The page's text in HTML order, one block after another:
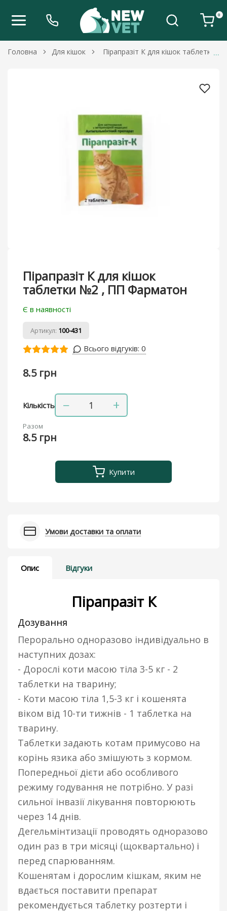
0
Головна Для кішок Пірапразіт К для кішок таблетки
Пірапразіт К для кішок
таблетки №2 , ПП Фарматон
Є в наявності
Артикул: 100-431
Всього відгуків: 0
8.5 грн
Кількість − +
Разом
8.5 грн
Купити
Умови доставки та оплати
Опис Відгуки
Пірапразіт К
Дозування
Перорально одноразово індивідуально в
наступних дозах:
- Дорослі коти масою тіла 3-5 кг - 2
таблетки на тварину;
- Коти масою тіла 1,5-3 кг і кошенята
віком від 10-ти тижнів - 1 таблетка на
тварину.
Таблетки задають котам примусово на
корінь язика або змішують з кормом.
Попередньої дієти або особливого
режиму годування не потрібно. У разі
сильної інвазії лікування повторюють
через 14 днів.
Дегельмінтизації проводять одноразово
один раз в три місяці (щоквартально) і
перед спарюванням.
Кошенятам і дорослим кішкам, яким не
вдається поставити препарат
рекомендується таблетку розтерти і